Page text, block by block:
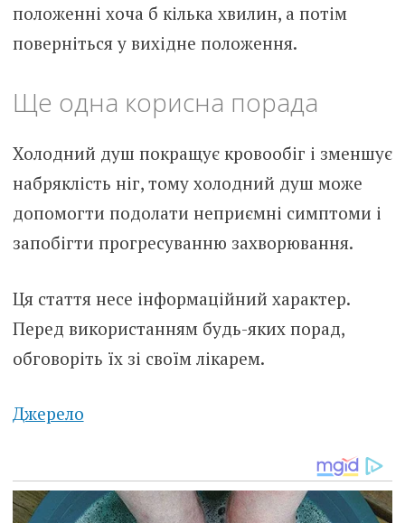
положенні хоча б кілька хвилин, а потім
поверніться у вихідне положення.
Ще одна корисна порада
Холодний душ покращує кровообіг і зменшує
набряклість ніг, тому холодний душ може
допомогти подолати неприємні симптоми і
запобігти прогресуванню захворювання.
Ця стаття несе інформаційний характер.
Перед використанням будь-яких порад,
обговоріть їх зі своїм лікарем.
Джерело